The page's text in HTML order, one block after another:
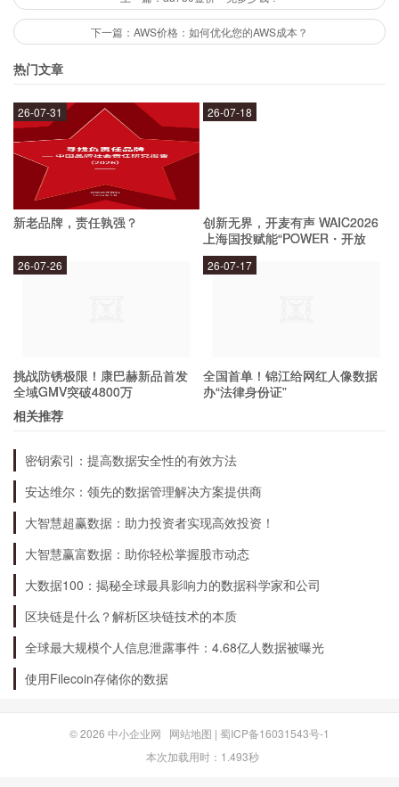
可以帮助用户轻松添加各种特效和字幕。最后，
AVvcd的操作界面简单易用，即使是初学者也能轻
AVvcd有哪些劣势？
AVvcd的劣势也有一些，比如它的价格相对较高，
不适合那些预算较低的用户。另外，AVvcd的功能
较为专业，初学者可能需要花费一些时间来学习。
AVvcd的价格相对较高，但它也提供了试用版供用
户免费试用。如果用户满意，可以选择购买正式
AVvcd与其他视频编辑软件相比有何优势？
AVvcd与其他视频编辑软件相比，最大的优势在于
它的高清影音制作能力。AVvcd可以帮助用户将普
通的视频文件转换成高清的影片，并增加各种特
效，让视频更加专业。
AVvcd是一款非常强大的高清影音制作软件，它可
下一篇：AWS价格：如何优化您的AWS成本？
热门文章
新老品牌，责任孰强？
26-07-31
创新无界，开麦有声 WAIC2026
上海国投赋能“POWER・开放
麦”专场成功举办
26-07-18
挑战防锈极限！康巴赫新品首发
全域GMV突破4800万
26-07-26
全国首单！锦江给网红人像数据
办“法律身份证”
26-07-17
相关推荐
密钥索引：提高数据安全性的有效方法
安达维尔：领先的数据管理解决方案提供商
大智慧超赢数据：助力投资者实现高效投资！
大智慧赢富数据：助你轻松掌握股市动态
大数据100：揭秘全球最具影响力的数据科学家和公司
区块链是什么？解析区块链技术的本质
全球最大规模个人信息泄露事件：4.68亿人数据被曝光
使用Filecoin存储你的数据
© 2026 中小企业网 网站地图 | 蜀ICP备16031543号-1
本次加载用时：1.493秒